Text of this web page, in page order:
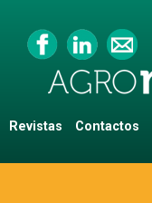
Revistas Contactos